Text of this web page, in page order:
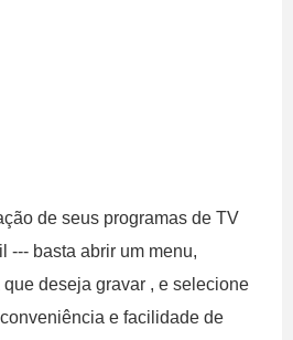
de seus programas de TV
--- basta abrir um menu,
deseja gravar , e selecione
e facilidade de